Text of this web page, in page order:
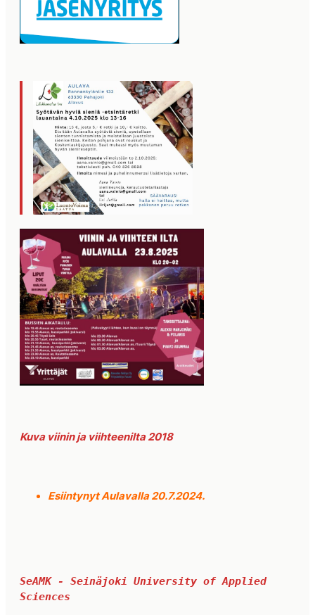
Kuva viinin ja viihteenilta 2018
EsiintynytAulavalla 20.7.2024.
SeAMK - Seinäjoki University of Applied
Sciences